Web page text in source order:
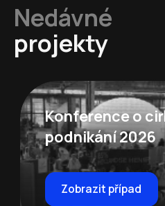
Nedávné
projekty
Konference o
podnikání 2026
Zobrazit případ